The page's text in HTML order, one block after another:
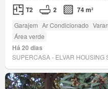
T2 2 74 m²
Garajem Ar Condicionado
Área verde
Há 20 dias
SUPERCASA - ELVAR HOUSING